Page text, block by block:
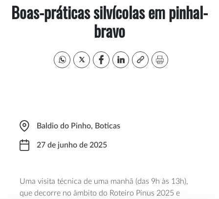
Boas-práticas silvícolas em pinhal-
bravo
Baldio do Pinho, Boticas
27 de junho de 2025
Uma visita técnica de uma manhã (das 9h às 13h),
que decorre no âmbito do Roteiro Pinus 2025 e